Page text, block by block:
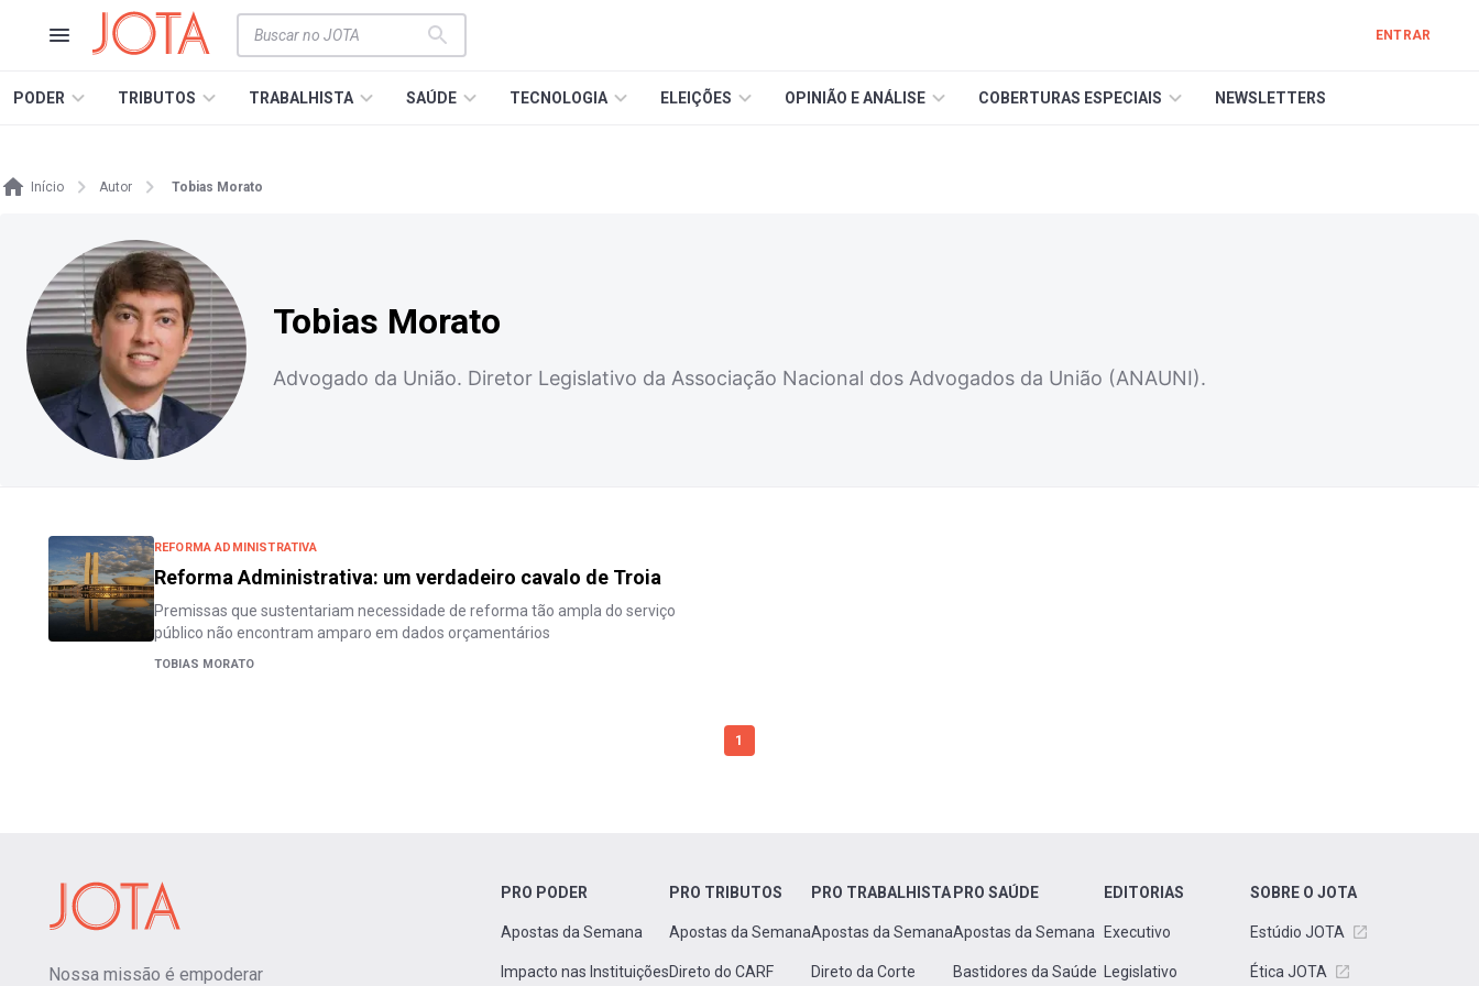
ENTRAR
PODER TRIBUTOS TRABALHISTA SAÚDE TECNOLOGIA ELEIÇÕES OPINIÃO E ANÁLISE COBERTURAS ESPECIAIS NEWSLETTERS
Início Autor Tobias Morato
Tobias Morato
Advogado da União. Diretor Legislativo da Associação Nacional dos Advogados da União (ANAUNI).
REFORMA ADMINISTRATIVA
Reforma Administrativa: um verdadeiro cavalo de Troia
Premissas que sustentariam necessidade de reforma tão ampla do serviço
público não encontram amparo em dados orçamentários
TOBIAS MORATO
1
Nossa missão é empoderar
PRO PODER
Apostas da Semana
Impacto nas Instituições
PRO TRIBUTOS
Apostas da Semana
Direto do CARF
PRO TRABALHISTA
Apostas da Semana
Direto da Corte
PRO SAÚDE
Apostas da Semana
Bastidores da Saúde
EDITORIAS
Executivo
Legislativo
SOBRE O JOTA
Estúdio JOTA
Ética JOTA